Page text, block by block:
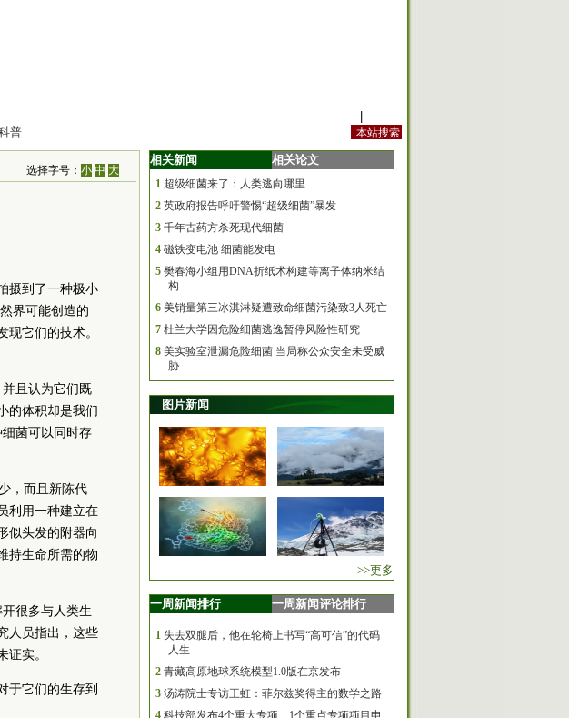
普
选择字号：小 中 大
摄到了一种极小
界可能创造的
它们的技术。
且认为它们既
的体积却是我们
菌可以同时存
，而且新陈代
利用一种建立在
似头发的附器向
持生命所需的物
很多与人类生
人员指出，这些
证实。
于它们的生存到
相关新闻 相关论文
1 超级细菌来了：人类逃向哪里
2 英政府报告呼吁警惕“超级细菌”暴发
3 千年古药方杀死现代细菌
4 磁铁变电池 细菌能发电
5 樊春海小组用DNA折纸术构建等离子体纳米结
构
6 美销量第三冰淇淋疑遭致命细菌污染致3人死亡
7 杜兰大学因危险细菌逃逸暂停风险性研究
8 美实验室泄漏危险细菌 当局称公众安全未受威
胁
图片新闻
>>更多
一周新闻排行 一周新闻评论排行
1 失去双腿后，他在轮椅上书写“高可信”的代码
人生
2 青藏高原地球系统模型1.0版在京发布
3 汤涛院士专访王虹：菲尔兹奖得主的数学之路
4 科技部发布4个重大专项、1个重点专项项目申